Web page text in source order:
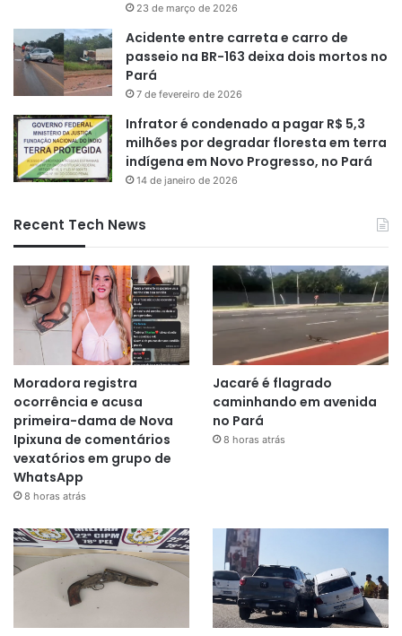
23 de março de 2026
Acidente entre carreta e carro de
passeio na BR-163 deixa dois mortos no
Pará
7 de fevereiro de 2026
Infrator é condenado a pagar R$ 5,3
milhões por degradar floresta em terra
indígena em Novo Progresso, no Pará
14 de janeiro de 2026
Recent Tech News
Moradora registra
ocorrência e acusa
primeira-dama de Nova
Ipixuna de comentários
vexatórios em grupo de
WhatsApp
8 horas atrás
Jacaré é flagrado
caminhando em avenida
no Pará
8 horas atrás